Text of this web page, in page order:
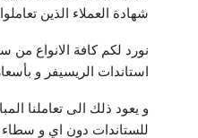
شهادة العملاء الذين
نورد لكم كافة الانواع من
استاندات الريسيفر و
و يعود ذلك الى تعاملنا
للستاندات دون اي و سطاء